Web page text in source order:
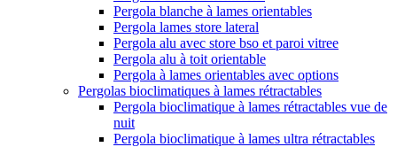
Pergola blanche à lames orientables
Pergola lames store lateral
Pergola alu avec store bso et paroi vitree
Pergola alu à toit orientable
Pergola à lames orientables avec options
Pergolas bioclimatiques à lames rétractables
Pergola bioclimatique à lames rétractables vue de
nuit
Pergola bioclimatique à lames ultra rétractables